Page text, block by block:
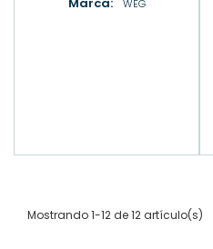
WEG
Mostrando 1-12 de 12 artículo(s)